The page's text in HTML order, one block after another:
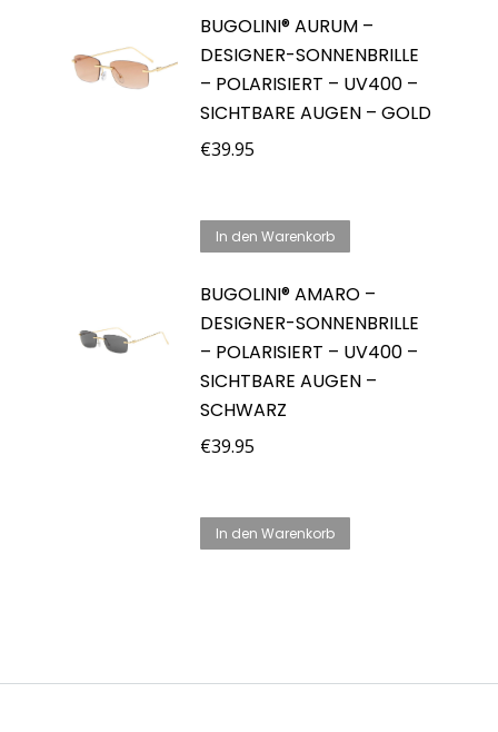
BUGOLINI® AURUM –
DESIGNER-SONNENBRILLE
– POLARISIERT – UV400 –
SICHTBARE AUGEN – GOLD
€39.95
In den Warenkorb
BUGOLINI® AMARO –
DESIGNER-SONNENBRILLE
– POLARISIERT – UV400 –
SICHTBARE AUGEN –
SCHWARZ
€39.95
In den Warenkorb